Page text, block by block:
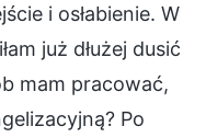
i osłabienie. W
już dłużej dusić
mam pracować,
Po